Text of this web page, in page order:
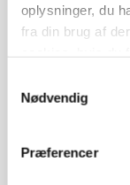
oplysninger, du
fra din brug af
Nødvendig
Præferencer